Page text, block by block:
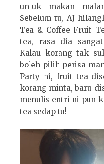
untuk makan
Sebelum tu, AJ
Tea & Coffee Fruit
tea, rasa dia
Kalau korang tak
boleh pilih perisa
Party ni, fruit tea
korang minta, baru
menulis entri ni pun
tea sedap tu!